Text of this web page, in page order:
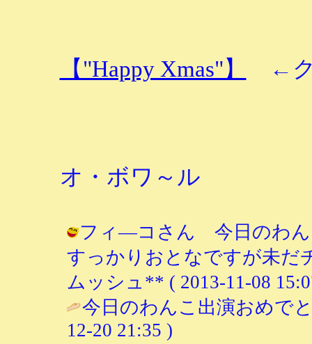
【"Happy Xmas"】 ←ク
オ・ボワ～ル
フィ―コさん 今日のわん
すっかりおとなですが未
ムッシュ** ( 2013-11-08
今日のわんこ出演おめで
12-20 21:35 )